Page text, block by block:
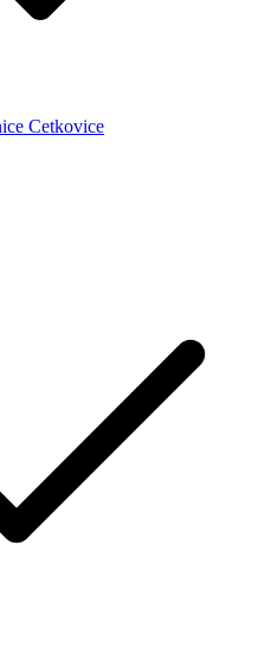
Cetkovice